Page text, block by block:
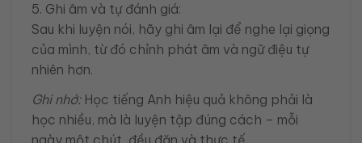
5. Ghi âm và tự đánh giá:
Sau khi luyện nói, hãy ghi âm lại để nghe lại giọng
của mình, từ đó chỉnh phát âm và ngữ điệu tự
nhiên hơn.
Ghi nhớ:Học tiếng Anh hiệu quả không phải là
học nhiều, mà là luyện tập đúng cách – mỗi
ngày một chút, đều đặn và thực tế.